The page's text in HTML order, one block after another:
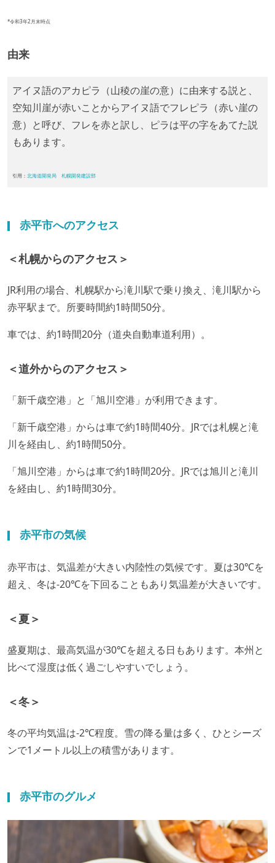
*令和3年2月末時点
由来
アイヌ語のアカピラ（山稜の崖の意）に由来する説と、
空知川崖が赤いことからアイヌ語でフレピラ（赤い崖の
意）と呼び、フレを赤と訳し、ピラは平の字をあてた説
もあります。
引用： 北海道開発局 札幌開発建設部
赤平市へのアクセス
＜札幌からのアクセス＞
JR利用の場合、札幌駅から滝川駅で乗り換え、滝川駅から
赤平駅まで。所要時間約1時間50分。
車では、約1時間20分（道央自動車道利用）。
＜道外からのアクセス＞
「新千歳空港」と「旭川空港」が利用できます。
「新千歳空港」からは車で約1時間40分。JRでは札幌と滝
川を経由し、約1時間50分。
「旭川空港」からは車で約1時間20分。JRでは旭川と滝川
を経由し、約1時間30分。
赤平市の気候
赤平市は、気温差が大きい内陸性の気候です。夏は30℃を
超え、冬は-20℃を下回ることもあり気温差が大きいです。
＜夏＞
盛夏期は、最高気温が30℃を超える日もあります。本州と
比べて湿度は低く過ごしやすいでしょう。
＜冬＞
冬の平均気温は-2℃程度。雪の降る量は多く、ひとシーズ
ンで1メートル以上の積雪があります。
赤平市のグルメ